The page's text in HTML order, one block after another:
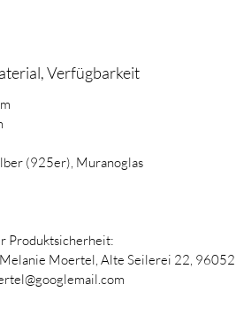
Verfügbarkeit
(925er), Muranoglas
Produktsicherheit:
Moertel, Alte Seilerei 22, 96052